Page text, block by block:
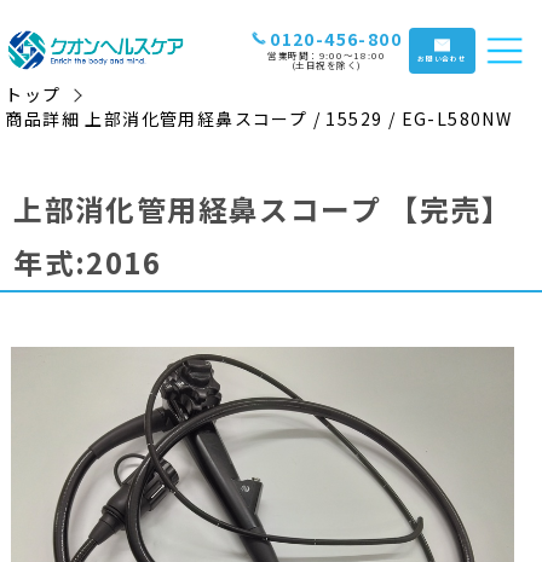
0120-456-800
営業時間：9:00〜18:00
(土日祝を除く) お問い合わせ
トップ
商品詳細 上部消化管用経鼻スコープ / 15529 / EG-L580NW
上部消化管用経鼻スコープ
【完売】
年式:2016